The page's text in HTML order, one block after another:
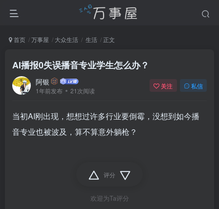
首页 万事屋 大众生活 生活 正文
AI播报0失误播音专业学生怎么办？
阿银
1年前发布 21次阅读
关注 私信
当初AI刚出现，想想过许多行业要倒霉，没想到如今播
音专业也被波及，算不算意外躺枪？
评分
欢迎为Ta评分